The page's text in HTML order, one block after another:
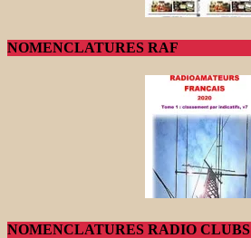
NOMENCLATURES RAF
NOMENCLATURES RADIO CLUBS